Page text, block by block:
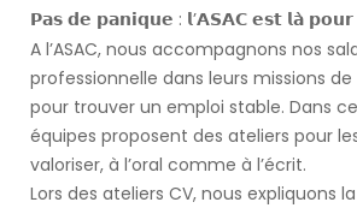
𝗣𝗮𝘀 𝗱𝗲 𝗽𝗮𝗻𝗶𝗾𝘂𝗲 : 𝗹’𝗔𝗦𝗔𝗖 𝗲𝘀𝘁 𝗹𝗮̀
A l’ASAC, nous accompagnons nos
professionnelle dans leurs missions
pour trouver un emploi stable. Dans
équipes proposent des ateliers pour
valoriser, à l’oral comme à l’écrit.
Lors des ateliers CV, nous expliquons